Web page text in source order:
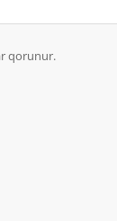
qorunur.